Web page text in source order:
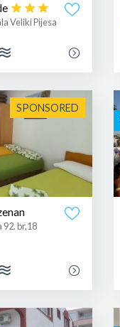
Veliki Pijesa
SPONSORED
92. br,18